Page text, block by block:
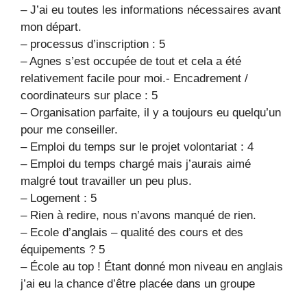
– J’ai eu toutes les informations nécessaires avant
mon départ.
– processus d’inscription : 5
– Agnes s’est occupée de tout et cela a été
relativement facile pour moi.- Encadrement /
coordinateurs sur place : 5
– Organisation parfaite, il y a toujours eu quelqu’un
pour me conseiller.
– Emploi du temps sur le projet volontariat : 4
– Emploi du temps chargé mais j’aurais aimé
malgré tout travailler un peu plus.
– Logement : 5
– Rien à redire, nous n’avons manqué de rien.
– Ecole d’anglais – qualité des cours et des
équipements ? 5
– École au top ! Étant donné mon niveau en anglais
j’ai eu la chance d’être placée dans un groupe